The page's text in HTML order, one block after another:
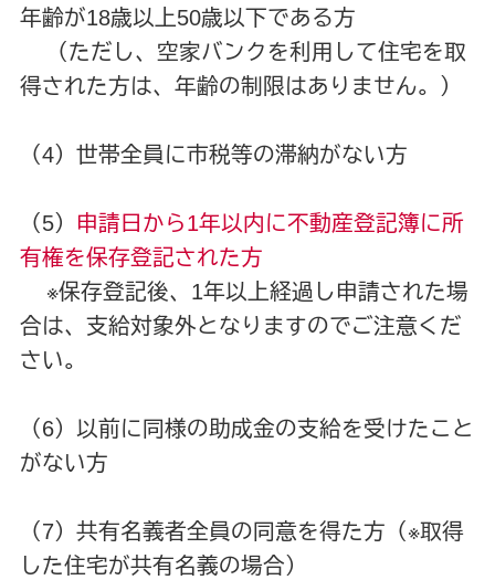
年齢が18歳以上50歳以下である方
（ただし、空家バンクを利用して住宅を取
得された方は、年齢の制限はありません。）
（4）世帯全員に市税等の滞納がない方
（5） 申請日から1年以内に不動産登記簿に所
有権を保存登記された方
※保存登記後、1年以上経過し申請された場
合は、支給対象外となりますのでご注意くだ
さい。
（6）以前に同様の助成金の支給を受けたこと
がない方
（7）共有名義者全員の同意を得た方（※取得
した住宅が共有名義の場合）